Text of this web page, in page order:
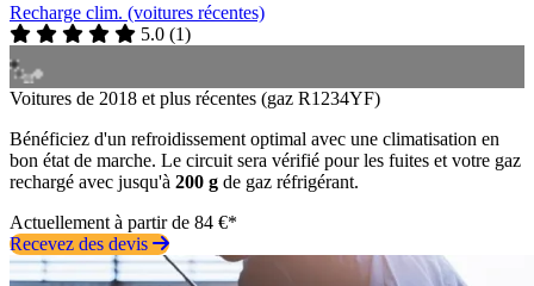
Recharge clim. (voitures récentes)
5.0 (1)
Voitures de 2018 et plus récentes (gaz R1234YF)
Bénéficiez d'un refroidissement optimal avec une climatisation en
bon état de marche. Le circuit sera vérifié pour les fuites et votre gaz
rechargé avec jusqu'à 200 g de gaz réfrigérant.
Actuellement à partir de 84 €*
Recevez des devis